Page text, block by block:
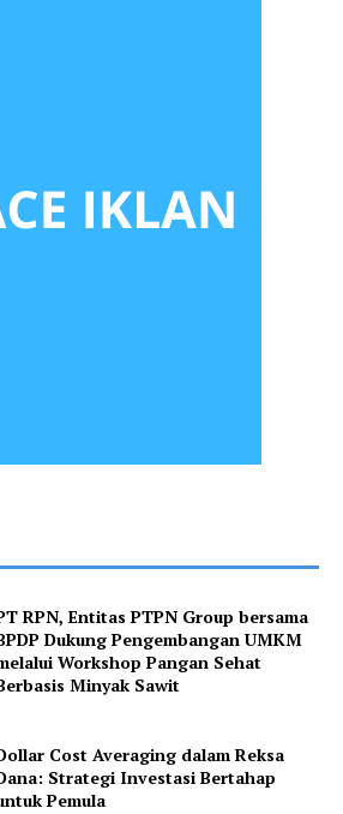
RPN, Entitas PTPN Group bersama
Dukung Pengembangan UMKM
Workshop Pangan Sehat
Minyak Sawit
Cost Averaging dalam Reksa
Strategi Investasi Bertahap
Pemula